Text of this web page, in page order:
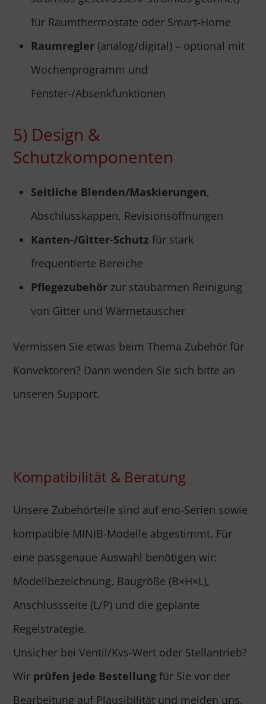
für Raumthermostate oder Smart-Home
Raumregler (analog/digital) – optional mit
Wochenprogramm und
Fenster-/Absenkfunktionen
5) Design &
Schutzkomponenten
Seitliche Blenden/Maskierungen,
Abschlusskappen, Revisionsöffnungen
Kanten-/Gitter-Schutz für stark
frequentierte Bereiche
Pflegezubehör zur staubarmen Reinigung
von Gitter und Wärmetauscher
Vermissen Sie etwas beim Thema Zubehör für
Konvektoren? Dann wenden Sie sich bitte an
unseren Support.
Kompatibilität & Beratung
Unsere Zubehörteile sind auf eno-Serien sowie
kompatible MINIB-Modelle abgestimmt. Für
eine passgenaue Auswahl benötigen wir:
Modellbezeichnung, Baugröße (B×H×L),
Anschlussseite (L/P) und die geplante
Regelstrategie.
Unsicher bei Ventil/Kvs-Wert oder Stellantrieb?
Wir prüfen jede Bestellung für Sie vor der
Bearbeitung auf Plausibilität und melden uns,